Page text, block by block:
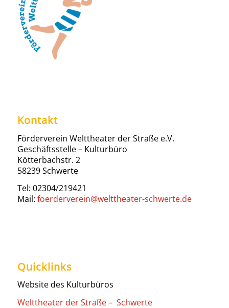
Kontakt
Förderverein Welttheater der Straße e.V.
Geschäftsstelle – Kulturbüro
Kötterbachstr. 2
58239 Schwerte
Tel: 02304/219421
Mail: foerderverein@welttheater-schwerte.de
Quicklinks
Website des Kulturbüros
Welttheater der Straße – Schwerte